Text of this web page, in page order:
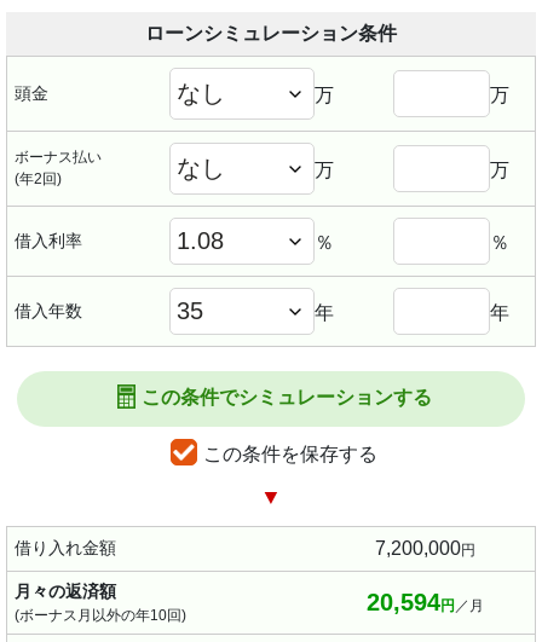
ローンシミュレーション条件
頭金 万 万
ボーナス払い
(年2回)
万 万
借入利率 ％ ％
借入年数 年 年
この条件でシミュレーションする
この条件を保存する
▼
借り入れ金額 7,200,000円
月々の返済額
(ボーナス月以外の年10回) 20,594円 ／月